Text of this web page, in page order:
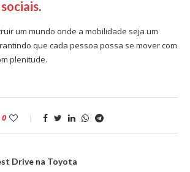
.
um mundo onde a mobilidade seja um
que cada pessoa possa se mover com
plenitude.
0
Drive na Toyota